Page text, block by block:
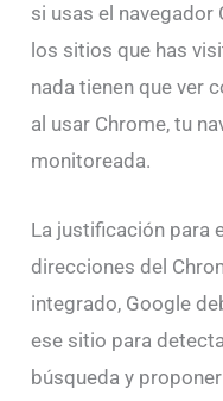
si usas el navegador
los sitios que has
nada tienen que ver
al usar Chrome, tu
monitoreada.
La justificación para
direcciones del
integrado, Google
ese sitio para
búsqueda y